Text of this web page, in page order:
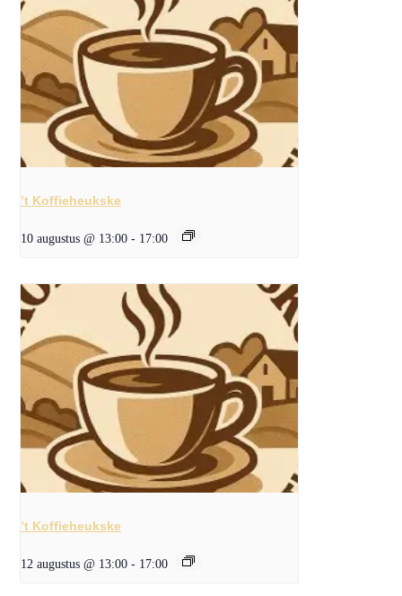
’t Koffieheukske
10 augustus @ 13:00 - 17:00
’t Koffieheukske
12 augustus @ 13:00 - 17:00